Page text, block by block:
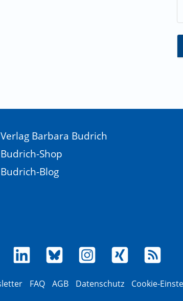
Verlag Barbara Budrich
Budrich-Shop
Budrich-Blog
FAQ AGB Datenschutz Cookie-